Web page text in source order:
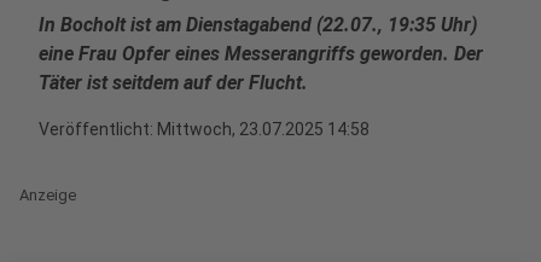
In Bocholt ist am Dienstagabend (22.07., 19:35 Uhr)
eine Frau Opfer eines Messerangriffs geworden. Der
Täter ist seitdem auf der Flucht.
Veröffentlicht: Mittwoch, 23.07.2025 14:58
Anzeige